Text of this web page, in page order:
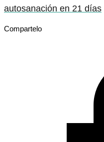
autosanación en 21 días
Compartelo